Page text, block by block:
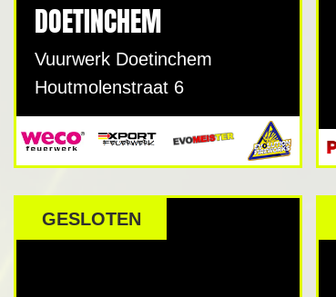
DOETINCHEM
Vuurwerk Doetinchem
Houtmolenstraat 6
GESLOTEN